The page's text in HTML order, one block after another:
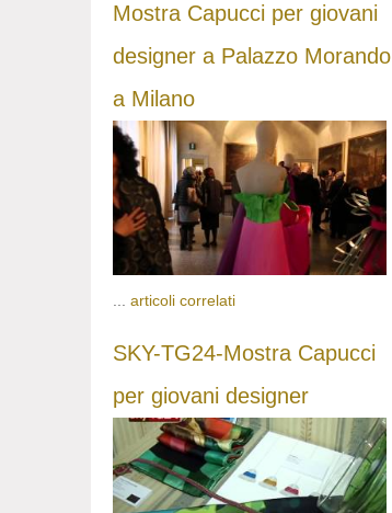
Mostra Capucci per giovani
designer a Palazzo Morando
a Milano
articoli correlati
SKY-TG24-Mostra Capucci
per giovani designer